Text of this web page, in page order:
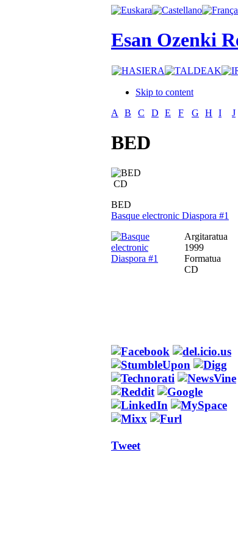
Esan Ozenki
Skip to content
A
B C D E F G H I J
BED
CD
BED
Basque electronic Diaspora #1
Argitaratua
1999
Formatua
CD
Tweet